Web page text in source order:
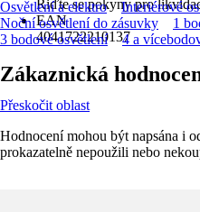
Řiďte se pokyny pro
EAN
4041722210137
Osvětlení a elektro
Interiérové
Noční osvětlení do zásuvky
1
3 bodové osvětlení
4 a
Zákaznická
Přeskočit oblast
Hodnocení mohou být napsána i
prokazatelně nepoužili nebo